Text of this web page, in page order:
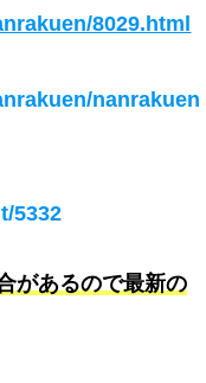
8029.html
nanrakuen
5332
があるので最新の